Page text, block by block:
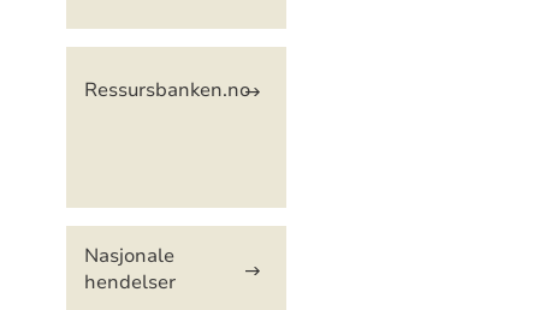
Ressursbanken.no
Nasjonale
hendelser